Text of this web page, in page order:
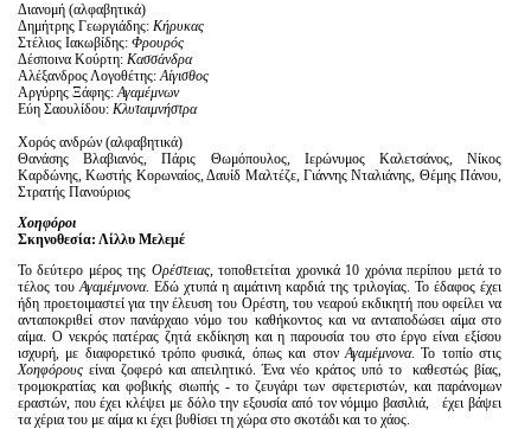
Διανομή (αλφαβητικά)
Δημήτρης Γεωργιάδης: Κήρυκας
Στέλιος Ιακωβίδης: Φρουρός
Δέσποινα Κούρτη: Κασσάνδρα
Αλέξανδρος Λογοθέτης:Αίγισθος
Aργύρης Ξάφης:Αγαμέμνων
Εύη Σαουλίδου: Κλυταιμνήστρα
Χορός ανδρών (αλφαβητικά)
Θανάσης Βλαβιανός, Πάρις Θωμόπουλος, Ιερώνυμος Καλετσάνος, Νίκος
Καρδώνης, Κωστής Κορωναίος, Δαυίδ Μαλτέζε, Γιάννης Νταλιάνης, Θέμης Πάνου,
Στρατής Πανούριος
Χοηφόροι
Σκηνοθεσία: Λίλλυ Μελεμέ
Το δεύτερο μέρος της Ορέστειας, τοποθετείται χρονικά 10 χρόνια περίπου μετά το
τέλος τουΑγαμέμνονα. Εδώ χτυπά η αιμάτινη καρδιά της τριλογίας. Το έδαφος έχει
ήδη προετοιμαστεί για την έλευση του Ορέστη, του νεαρού εκδικητή που οφείλει να
ανταποκριθεί στον πανάρχαιο νόμο του καθήκοντος και να ανταποδώσει αίμα στο
αίμα. Ο νεκρός πατέρας ζητά εκδίκηση και η παρουσία του στο έργο είναι εξίσου
ισχυρή, με διαφορετικό τρόπο φυσικά, όπως και στονΑγαμέμνονα. Το τοπίο στις
Χοηφόρους είναι ζοφερό και απειλητικό. Ένα νέο κράτος υπό το καθεστώς βίας,
τρομοκρατίας και φοβικής σιωπής - το ζευγάρι των σφετεριστών, και παράνομων
εραστών, που έχει κλέψει με δόλο την εξουσία από τον νόμιμο βασιλιά, έχει βάψει
τα χέρια του με αίμα κι έχει βυθίσει τη χώρα στο σκοτάδι και το χάος.